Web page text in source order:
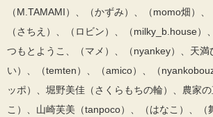
（M.TAMAMI）、（かずみ）、（momo畑）、
（さちえ）、（ロビン）、（milky_b.house）
つもとようこ、（マメ）、（nyankey）、天満
い）、（temten）、（amico）、（
ッポ）、堀野美佳（さくらもちの輪）、農家
こ）、山崎芙美（tanpoco）、（はなこ）、（